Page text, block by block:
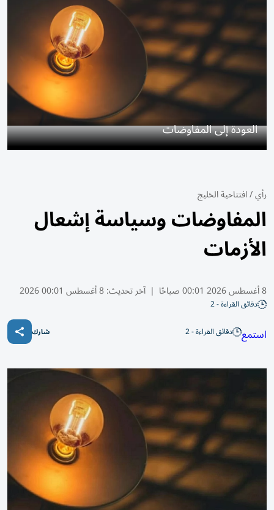
العودة إلى المفاوضات
رأي/افتتاحية الخليج
المفاوضات وسياسة إشعال
الأزمات
8 أغسطس 2026 00:01 صباحًا | آخر تحديث:8 أغسطس 00:01 2026
دقائق القراءة - 2
استمع دقائق القراءة - 2 شارك